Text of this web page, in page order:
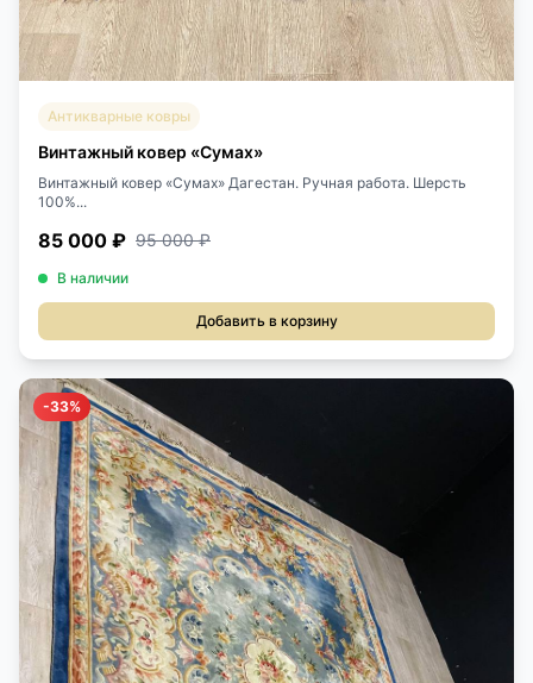
Антикварные ковры
Винтажный ковер «Сумах»
Винтажный ковер «Сумах» Дагестан. Ручная работа. Шерсть
100%...
85 000 ₽ 95 000 ₽
В наличии
Добавить в корзину
-33%